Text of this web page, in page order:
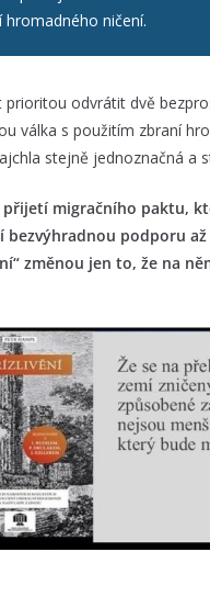
ničení.
odvrátit dvě
válka s použitím zbraní
stejně jednoznačná a
migračního paktu,
bezvýhradnou podporu
změnou jen to, že na